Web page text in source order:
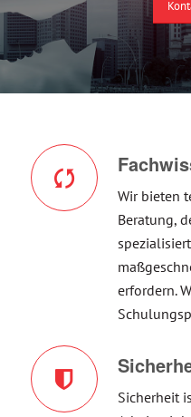
Wir bieten
Beratung,
erfordern.
Sicherheit